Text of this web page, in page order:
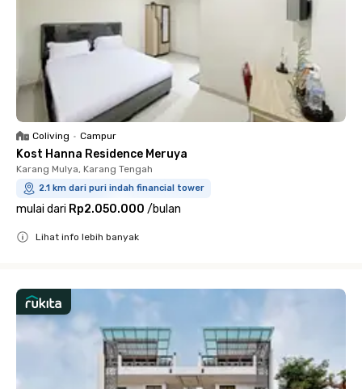
Coliving • Campur
Kost Hanna Residence Meruya
Karang Mulya, Karang Tengah
2.1 km dari puri indah financial tower
mulai dari Rp2.050.000 /bulan
Lihat info lebih banyak